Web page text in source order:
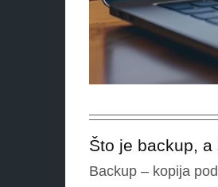
Što je backup,
Backup – kopija